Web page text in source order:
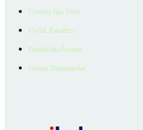
Ücretsiz İlan Verin
Üyelik Paketleri
EmlakZeka Asistan
Uzman Danışmanlar